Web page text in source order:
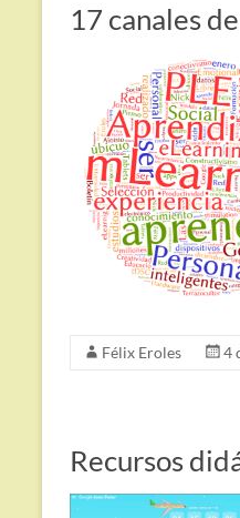
17 canales
Félix Eroles 4
Recursos